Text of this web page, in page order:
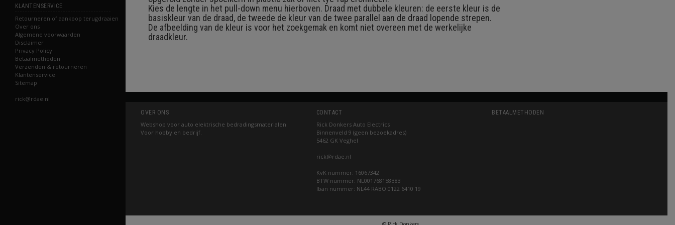
KLANTENSERVICE
Retourneren of aankoop terugdraaien
Over ons
Algemene voorwaarden
Disclaimer
Privacy Policy
Betaalmethoden
Verzenden & retourneren
Klantenservice
Sitemap
rick@rdae.nl
Kies de lengte in het pull-down menu hierboven. Draad met dubbele kleuren: de eerste kleur is de
basiskleur van de draad, de tweede de kleur van de twee parallel aan de draad lopende strepen.
De afbeelding van de kleur is voor het zoekgemak en komt niet overeen met de werkelijke
draadkleur.
OVER ONS
Webshop voor auto elektrische bedradingsmaterialen.
Voor hobby en bedrijf.
CONTACT
Rick Donkers Auto Electrics
Binnenveld 9 (geen bezoekadres)
5462 GK Veghel
rick@rdae.nl
KvK nummer: 16067342
BTW nummer: NL001768158B83
Iban nummer: NL44 RABO 0122 6410 19
BETAALMETHODEN